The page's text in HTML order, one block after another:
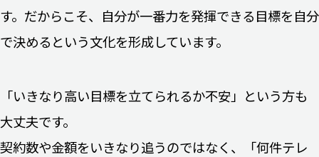
す。だからこそ、自分が一番力を発揮できる目標を自分
で決めるという文化を形成しています。
「いきなり高い目標を立てられるか不安」という方も
大丈夫です。
契約数や金額をいきなり追うのではなく、「何件テレ